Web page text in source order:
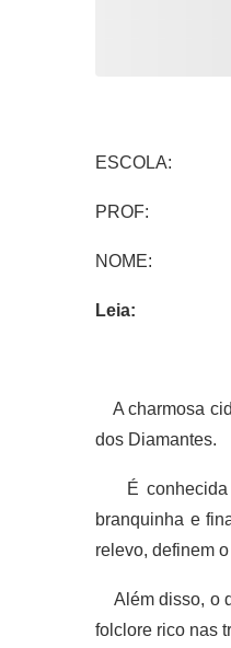
NOME:
Leia:
A charmosa
dos Diamantes.
É conhecida
branquinha e
relevo, definem
Além disso, o
folclore rico nas